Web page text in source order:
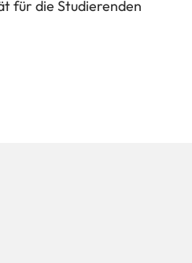
für die Studierenden